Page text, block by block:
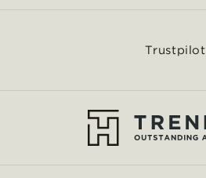
Trustpilot